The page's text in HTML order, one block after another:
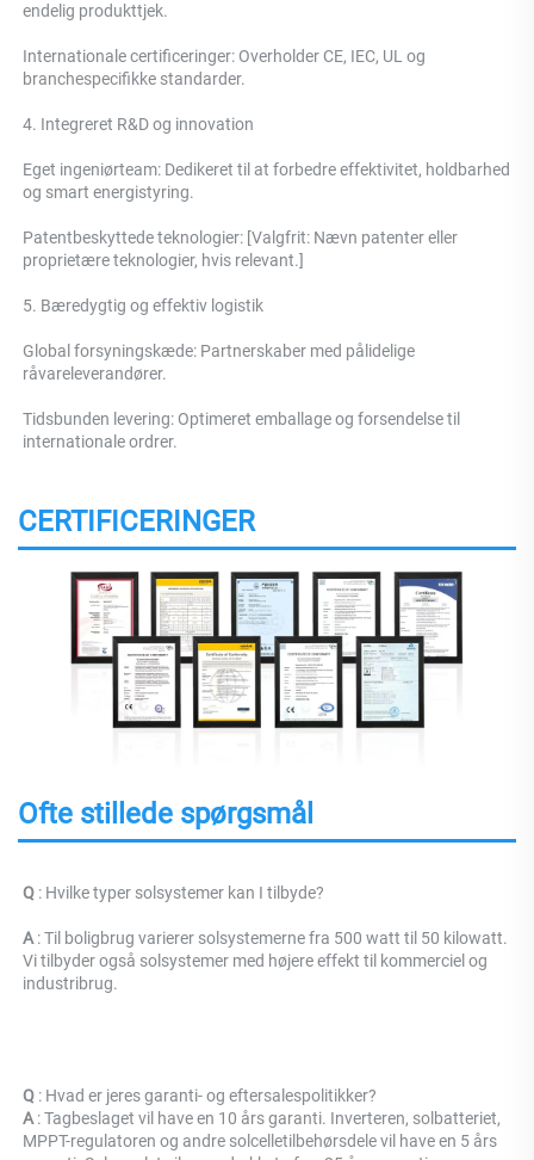
endelig produkttjek.
Internationale certificeringer: Overholder CE, IEC, UL og
branchespecifikke standarder.
4. Integreret R&D og innovation
Eget ingeniørteam: Dedikeret til at forbedre effektivitet, holdbarhed
og smart energistyring.
Patentbeskyttede teknologier: [Valgfrit: Nævn patenter eller
proprietære teknologier, hvis relevant.]
5. Bæredygtig og effektiv logistik
Global forsyningskæde: Partnerskaber med pålidelige
råvareleverandører.
Tidsbunden levering: Optimeret emballage og forsendelse til
internationale ordrer.
CERTIFICERINGER
Ofte stillede spørgsmål
Q : Hvilke typer solsystemer kan I tilbyde?
A : Til boligbrug varierer solsystemerne fra 500 watt til 50 kilowatt.
Vi tilbyder også solsystemer med højere effekt til kommerciel og
industribrug.
Q : Hvad er jeres garanti- og eftersalespolitikker?
A : Tagbeslaget vil have en 10 års garanti. Inverteren, solbatteriet,
MPPT-regulatoren og andre solcelletilbehørsdele vil have en 5 års